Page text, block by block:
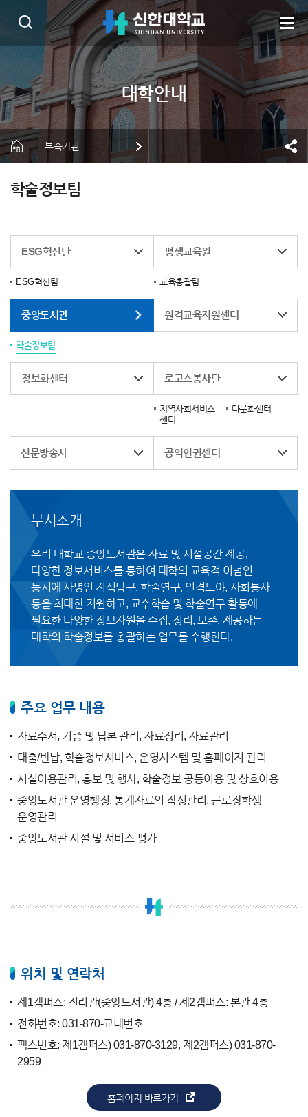
부속기관
학술정보팀
ESG혁신단
ESG혁신팀
평생교육원
교육총괄팀
중앙도서관
학술정보팀
원격교육지원센터
정보화센터 로고스봉사단
지역사회서비스
센터
다문화센터
신문방송사 공익인권센터
부서소개
우리 대학교 중앙도서관은 자료 및 시설공간 제공,
다양한 정보서비스를 통하여 대학의 교육적 이념인
동시에 사명인 지식탐구, 학술연구, 인격도야, 사회봉사
등을 최대한 지원하고, 교수학습 및 학술연구 활동에
필요한 다양한 정보자원을 수집, 정리, 보존, 제공하는
대학의 학술정보를 총괄하는 업무를 수행한다.
주요 업무 내용
자료수서, 기증 및 납본 관리, 자료정리, 자료관리
대출/반납, 학술정보서비스, 운영시스템 및 홈페이지 관리
시설이용관리, 홍보 및 행사, 학술정보 공동이용 및 상호이용
중앙도서관 운영행정, 통계자료의 작성관리, 근로장학생
운영관리
중앙도서관 시설 및 서비스 평가
위치 및 연락처
제1캠퍼스: 진리관(중앙도서관) 4층 / 제2캠퍼스: 본관 4층
전화번호: 031-870-교내번호
팩스번호: 제1캠퍼스) 031-870-3129, 제2캠퍼스) 031-870-
2959
홈페이지 바로가기